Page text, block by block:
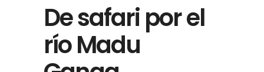
De safari por el
río Madu